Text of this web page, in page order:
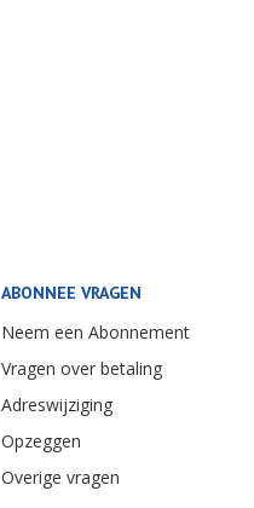
ABONNEE VRAGEN
Neem een Abonnement
Vragen over betaling
Adreswijziging
Opzeggen
Overige vragen